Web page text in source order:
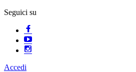
Seguici su
Accedi